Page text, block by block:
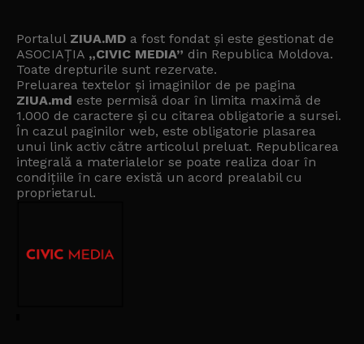
Portalul ZIUA.MD a fost fondat și este gestionat de
ASOCIAȚIA „CIVIC MEDIA” din Republica Moldova.
Toate drepturile sunt rezervate.
Preluarea textelor și imaginilor de pe pagina
ZIUA.md este permisă doar în limita maximă de
1.000 de caractere și cu citarea obligatorie a sursei.
În cazul paginilor web, este obligatorie plasarea
unui link activ către articolul preluat. Republicarea
integrală a materialelor se poate realiza doar în
condițiile în care există un acord prealabil cu
proprietarul.